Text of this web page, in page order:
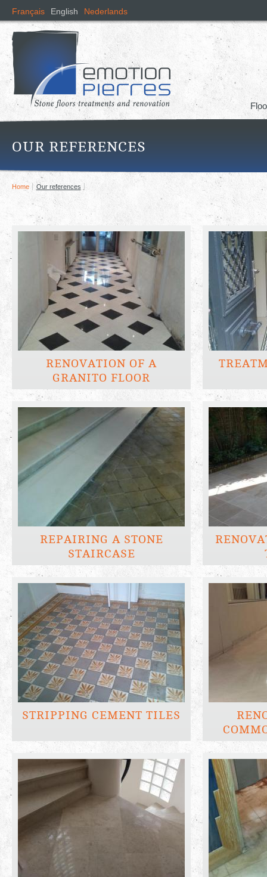
Français English Nederlands
OUR REFERENCES
Home Our references
RENOVATION OF A
GRANITO FLOOR
REPAIRING A STONE
STAIRCASE
STRIPPING CEMENT TILES